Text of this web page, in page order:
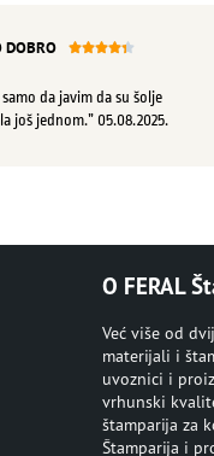
DOBRO 
da javim da su šolje
još jednom.” 05.08.2025.
O FERAL
Već više od
materijali i
uvoznici i
vrhunski
štamparija za
Štamparija i